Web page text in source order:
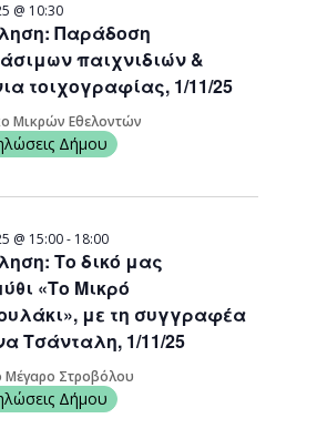
Παράδοση
παιχνιδιών &
τοιχογραφίας, 1/11/25
@ 10:30
Μικρών Εθελοντών
Δήμου
Το δικό μας
«Το Μικρό
με τη συγγραφέα
Τσάνταλη, 1/11/25
@ 15:00- 18:00
Μέγαρο Στροβόλου
Δήμου